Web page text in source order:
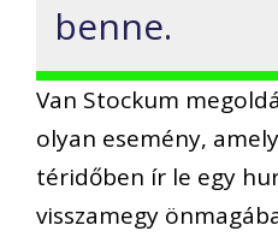
benne.
Van Stockum
olyan esemény,
téridőben ír le egy
visszamegy